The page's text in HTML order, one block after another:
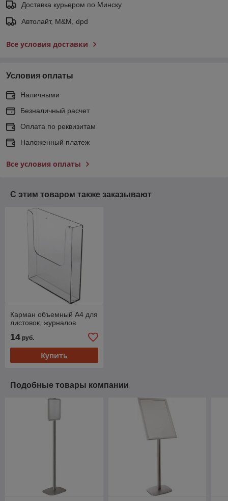
Доставка курьером по Минску
Автолайт, M&M, dpd
Все условия доставки
Условия оплаты
Наличными
Безналичный расчет
Оплата по реквизитам
Наложенный платеж
Все условия оплаты
С этим товаром также заказывают
Карман объемный А4 для
листовок, журналов
14 руб.
Купить
Подобные товары компании